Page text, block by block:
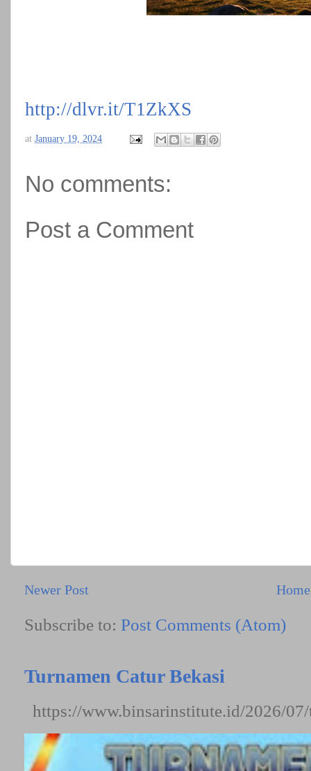
http://dlvr.it/T1ZkXS
at January 19, 2024
No comments:
Post a Comment
Newer Post Home
Subscribe to: Post Comments (Atom)
Turnamen Catur Bekasi
https://www.binsarinstitute.id/2026/